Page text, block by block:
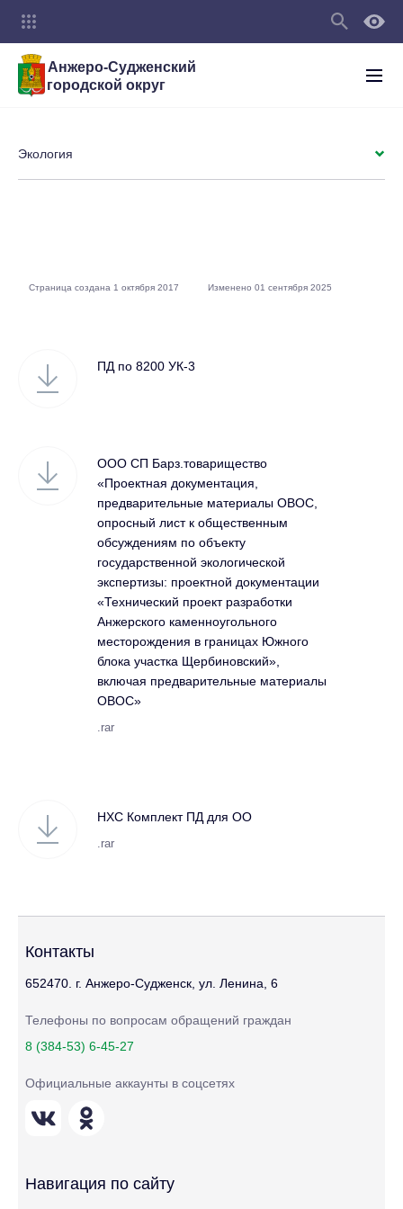
Анжеро-Судженский
городской округ
ПД по 8200 УК-3
ООО СП Барз.товарищество
«Проектная документация,
предварительные материалы ОВОС,
опросный лист к общественным
обсуждениям по объекту
государственной экологической
экспертизы: проектной документации
«Технический проект разработки
Анжерского каменноугольного
месторождения в границах Южного
блока участка Щербиновский»,
включая предварительные материалы
ОВОС»
.rar
НХС Комплект ПД для ОО
.rar
Экология
Страница создана 1 октября 2017 Изменено 01 сентября 2025
Контакты
652470. г. Анжеро-Судженск, ул. Ленина, 6
Телефоны по вопросам обращений граждан
8 (384-53) 6-45-27
Официальные аккаунты в соцсетях
Навигация по сайту